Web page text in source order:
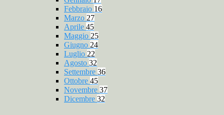
Febbraio 16
Marzo 27
Aprile 45
Maggio 25
Giugno 24
Luglio 22
Agosto 32
Settembre 36
Ottobre 45
Novembre 37
Dicembre 32